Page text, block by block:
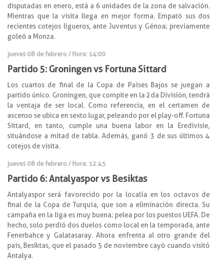
disputadas en enero, está a 6 unidades de la zona de salvación.
Mientras que la visita llega en mejor forma. Empató sus dos
recientes cotejos ligueros, ante Juventus y Génoa; previamente
goleó a Monza.
jueves 08 de febrero / Hora: 14:00
Partido 5: Groningen vs Fortuna Sittard
Los cuartos de final de la Copa de Países Bajos se juegan a
partido único. Groningen, que compite en la 2da División, tendrá
la ventaja de ser local. Como referencia, en el certamen de
ascenso se ubica en sexto lugar, peleando por el play-off. Fortuna
Sittard, en tanto, cumple una buena labor en la Eredivisie,
situándose a mitad de tabla. Además, ganó 3 de sus últimos 4
cotejos de visita.
jueves 08 de febrero / Hora: 12:45
Partido 6: Antalyaspor vs Besiktas
Antalyaspor será favorecido por la localía en los octavos de
final de la Copa de Turquía, que son a eliminación directa. Su
campaña en la liga es muy buena; pelea por los puestos UEFA. De
hecho, solo perdió dos duelos como local en la temporada, ante
Fenerbahce y Galatasaray. Ahora enfrenta al otro grande del
país, Besiktas, que el pasado 5 de noviembre cayó cuando visitó
Antalya.